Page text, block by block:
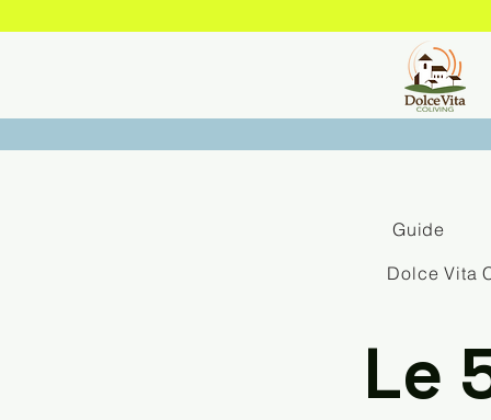
Guide
Dolce Vita
Le